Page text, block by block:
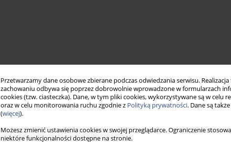
Przetwarzamy dane osobowe zbierane podczas odwiedzania serwisu.
zachowaniu odbywa się poprzez dobrowolnie wprowadzone w formularzach
cookies (tzw. ciasteczka). Dane, w tym pliki cookies, wykorzystywane są w celu
oraz w celu monitorowania ruchu zgodnie z Polityką prywatności. Dane są
(więcej).
Możesz zmienić ustawienia cookies w swojej przeglądarce. Ograniczenie
niektóre funkcjonalności dostępne na stronie.